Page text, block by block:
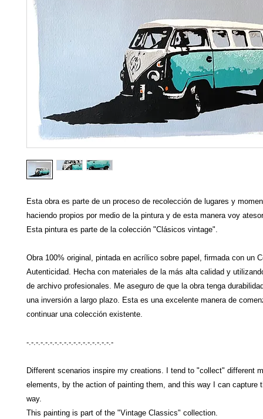
Esta obra es parte de un proceso de recolección de lugares y
haciendo propios por medio de la pintura y de esta manera voy
Esta pintura es parte de la colección "Clásicos vintage".
Obra 100% original, pintada en acrílico sobre papel, firmada con un
Autenticidad. Hecha con materiales de la más alta calidad y
de archivo profesionales. Me aseguro de que la obra tenga
una inversión a largo plazo. Esta es una excelente manera de
continuar una colección existente.
-.-.-.-.-.-.-.-.-.-.-.-.-.-.-.-.-.-.-
Different scenarios inspire my creations. I tend to "collect" different
elements, by the action of painting them, and this way I can capture
way.
This painting is part of the "Vintage Classics" collection.